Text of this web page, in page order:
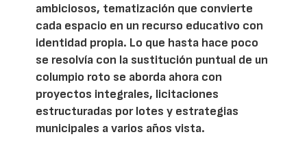
ambiciosos, tematización que convierte
cada espacio en un recurso educativo con
identidad propia. Lo que hasta hace poco
se resolvía con la sustitución puntual de un
columpio roto se aborda ahora con
proyectos integrales, licitaciones
estructuradas por lotes y estrategias
municipales a varios años vista.